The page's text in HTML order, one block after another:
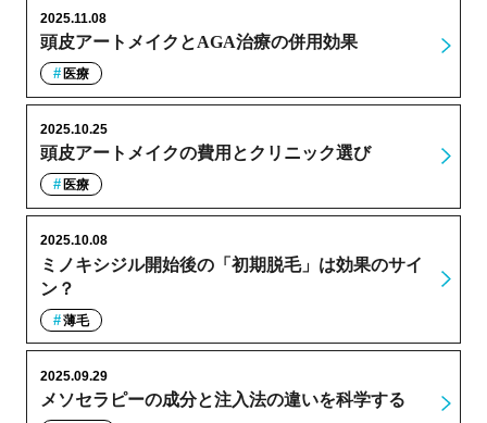
頭皮アートメイクとAGA治療の併用効果
2025.11.08
医療
頭皮アートメイクの費用とクリニック選び
2025.10.25
医療
ミノキシジル開始後の「初期脱毛」は効果のサイ
ン？
2025.10.08
薄毛
メソセラピーの成分と注入法の違いを科学する
2025.09.29